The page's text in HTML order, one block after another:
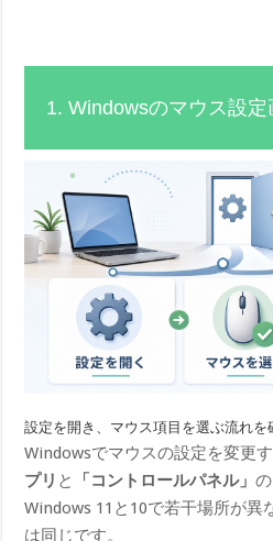
1. Windowsのマウス設
設定を開き、マウス項目を選ぶ流れを
Windowsでマウスの設定を変更
プリ と 「コントロールパネル」
Windows 11と10で若干場所が異
は同じです。